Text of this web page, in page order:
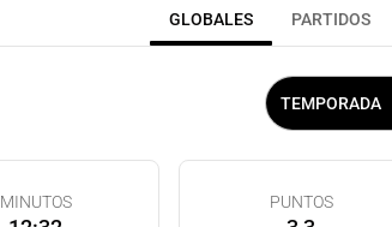
GLOBALES PARTIDOS
TEMPORADA
MINUTOS PUNTOS